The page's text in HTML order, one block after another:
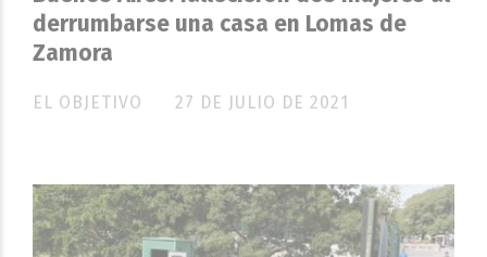
derrumbarse una casa en Lomas de
Zamora
EL OBJETIVO 27 DE JULIO DE 2021